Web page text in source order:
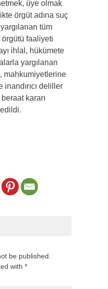
üye olmak
örgüt adına suç
tüm
örgütü faaliyeti
ihlal, hükümete
yargılanan
mahkumiyetlerine
deliller
kararı
be published.
with *